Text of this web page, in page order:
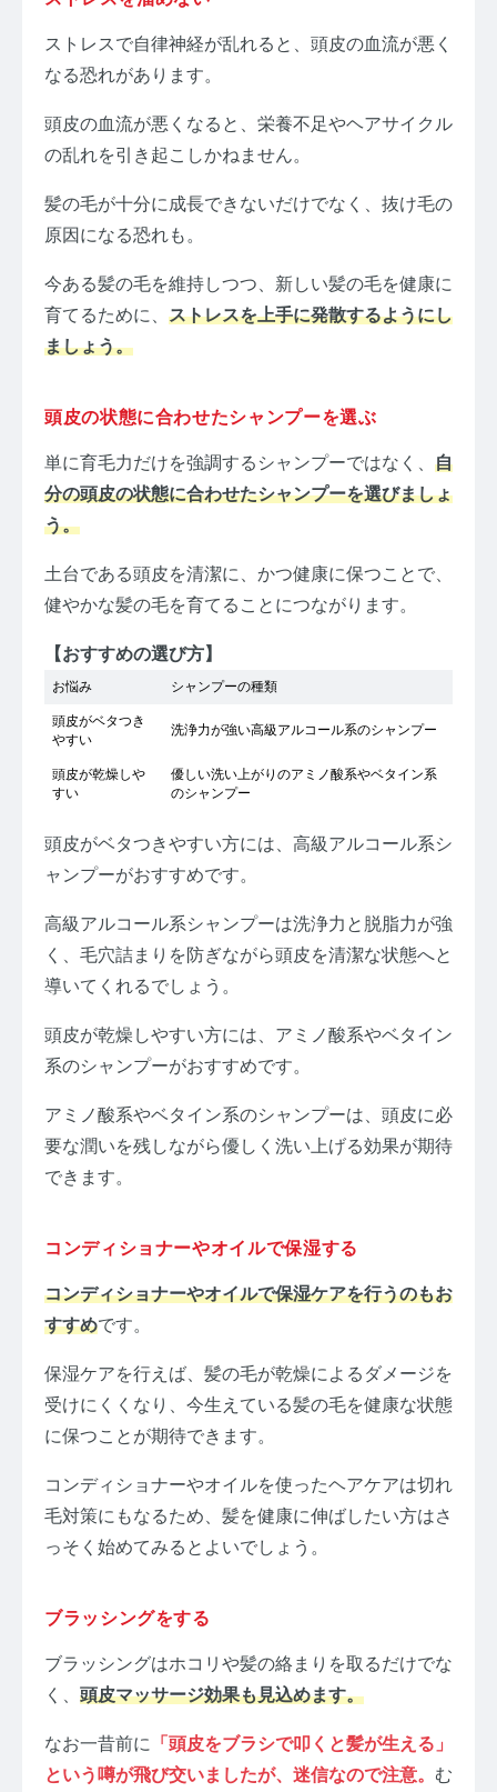
ストレスで自律神経が乱れると、頭皮の血流が悪く
なる恐れがあります。
頭皮の血流が悪くなると、栄養不足やヘアサイクル
の乱れを引き起こしかねません。
髪の毛が十分に成長できないだけでなく、抜け毛の
原因になる恐れも。
今ある髪の毛を維持しつつ、新しい髪の毛を健康に
育てるために、 ストレスを上手に発散するようにし
ましょう。
頭皮の状態に合わせたシャンプーを選ぶ
単に育毛力だけを強調するシャンプーではなく、 自
分の頭皮の状態に合わせたシャンプーを選びましょ
う。
土台である頭皮を清潔に、かつ健康に保つことで、
健やかな髪の毛を育てることにつながります。
【おすすめの選び方】
お悩み シャンプーの種類
頭皮がベタつき
やすい
洗浄力が強い高級アルコール系のシャンプー
頭皮が乾燥しや
すい
優しい洗い上がりのアミノ酸系やベタイン系
のシャンプー
頭皮がベタつきやすい方には、高級アルコール系シ
ャンプーがおすすめです。
高級アルコール系シャンプーは洗浄力と脱脂力が強
く、毛穴詰まりを防ぎながら頭皮を清潔な状態へと
導いてくれるでしょう。
頭皮が乾燥しやすい方には、アミノ酸系やベタイン
系のシャンプーがおすすめです。
アミノ酸系やベタイン系のシャンプーは、頭皮に必
要な潤いを残しながら優しく洗い上げる効果が期待
できます。
コンディショナーやオイルで保湿する
コンディショナーやオイルで保湿ケアを行うのもお
すすめです。
保湿ケアを行えば、髪の毛が乾燥によるダメージを
受けにくくなり、今生えている髪の毛を健康な状態
に保つことが期待できます。
コンディショナーやオイルを使ったヘアケアは切れ
毛対策にもなるため、髪を健康に伸ばしたい方はさ
っそく始めてみるとよいでしょう。
ブラッシングをする
ブラッシングはホコリや髪の絡まりを取るだけでな
く、 頭皮マッサージ効果も見込めます。
なお一昔前に
「頭皮をブラシで叩くと髪が生える」
という噂が飛び交いましたが、迷信なので注意。 む